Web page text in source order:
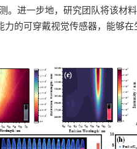
。进一步地，研究团队将该材
的可穿戴视觉传感器，能够